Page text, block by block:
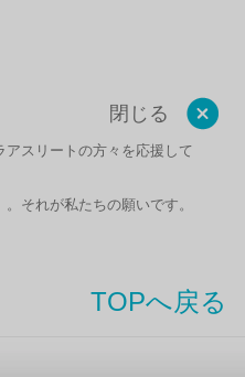
閉じる
アスリートの方々を応援して
それが私たちの願いです。
TOPへ戻る